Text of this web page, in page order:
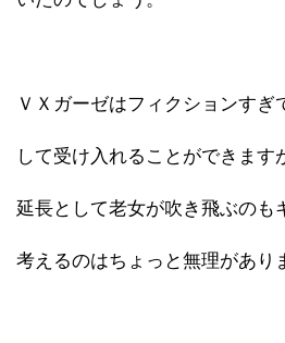
ＶＸガーゼはフィクションすぎ
して受け入れることができます
延長として老女が吹き飛ぶのも
考えるのはちょっと無理があり